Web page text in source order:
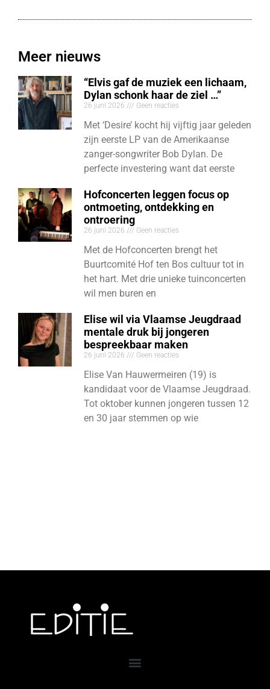
Meer nieuws
“Elvis gaf de muziek een lichaam,
Dylan schonk haar de ziel …”
26 juni 2026 Geen reacties
Met ‘Desire’ kocht hij vijftig jaar geleden
zijn eerste LP van de Amerikaanse
zanger-songwriter Bob Dylan. De
perfecte investering want dat eerste
Hofconcerten leggen focus op
ontmoeting, ontdekking en
ontroering
26 juni 2026 Geen reacties
Met de Hofconcerten brengt het
Buurtcomité Hof ten Bos cultuur tot in
het hart. Met drie unieke tuinconcerten
wil men buren en
Elise wil via Vlaamse Jeugdraad
mentale druk bij jongeren
bespreekbaar maken
26 juni 2026 Geen reacties
Elise Van Hauwermeiren (19) is
kandidaat voor de Vlaamse Jeugdraad.
Tot oktober kunnen jongeren tussen 12
en 30 jaar stemmen op wie